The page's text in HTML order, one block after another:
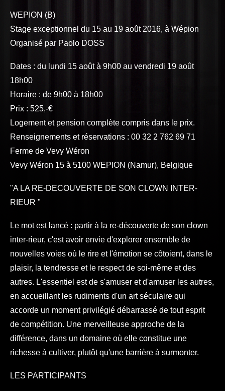
WEPION (B)
Stage exceptionnel du 15 au 19 août 2016, à Wépion
Organisé par Paolo DOSS
Dates : du lundi 15 août à 9h00 au vendredi 19 août
18h00
Horaire : de 9h00 à 18h00
Prix : 525,-€
Logement et pension complète compris dans le prix.
Renseignements et réservations : 00 32 2 762 69 71
Ferme de Vevy Wéron
Vevy Wéron 15 à 5100 WEPION (Namur), Belgique
"A LA RE-DECOUVERTE DE SON CLOWN INTER-
RIEUR "
Le mot est lancé : partir à la re-découverte de son clown
inter-rieur, c'est avoir envie d'explorer ensemble de
nouvelles voies où le rire et l'émotion se côtoient, dans le
plaisir, la tendresse et le respect de soi-même et des
autres. L'essentiel est de s'amuser et d'amuser les autres,
en accueillant les rudiments d'un art séculaire qui
accorde un moment privilégié débarrassé de tout esprit
de compétition. Une merveilleuse approche de la
différence, dans un domaine où elle constitue une
richesse à cultiver, plutôt qu'une barrière à surmonter.
LES PARTICIPANTS